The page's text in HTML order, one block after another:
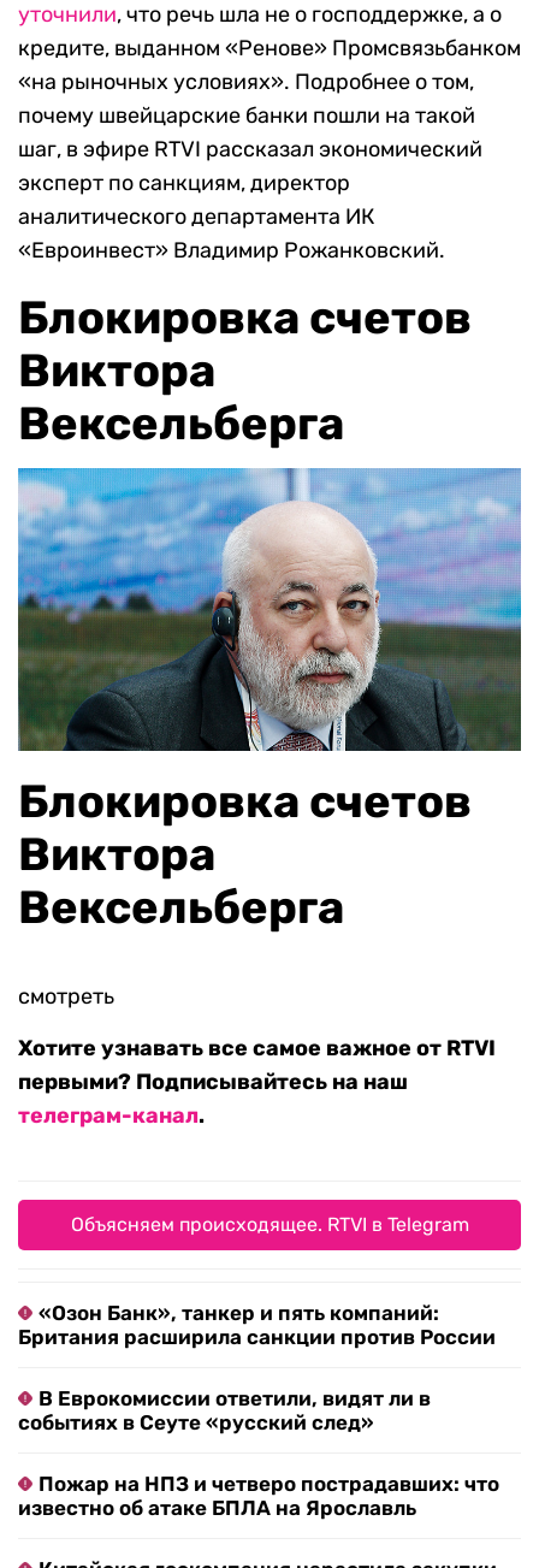
уточнили, что речь шла не о господдержке, а о
кредите, выданном «Ренове» Промсвязьбанком
«на рыночных условиях». Подробнее о том,
почему швейцарские банки пошли на такой
шаг, в эфире RTVI рассказал экономический
эксперт по санкциям, директор
аналитического департамента ИК
«Евроинвест» Владимир Рожанковский.
Блокировка счетов
Виктора
Вексельберга
Блокировка счетов
Виктора
Вексельберга
смотреть
Хотите узнавать все самое важное от RTVI
первыми? Подписывайтесь на наш
телеграм-канал.
Объясняем происходящее. RTVI в Telegram
«Озон Банк», танкер и пять компаний:
Британия расширила санкции против России
В Еврокомиссии ответили, видят ли в
событиях в Сеуте «русский след»
Пожар на НПЗ и четверо пострадавших: что
известно об атаке БПЛА на Ярославль